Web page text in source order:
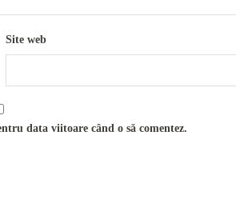
Site web
data viitoare când o să comentez.